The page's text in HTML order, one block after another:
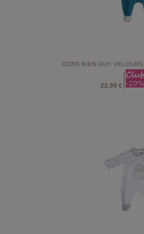
DORS BIEN GUY
22,99 €